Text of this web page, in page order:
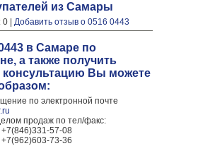
из Самары
| Добавить отзыв о 0516 0443
в Самаре по
а также получить
консультацию Вы можете
по электронной почте
продаж по тел/факс:
57-08
73-36